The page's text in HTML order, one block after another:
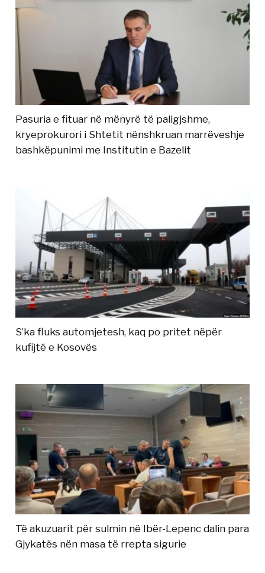
Pasuria e fituar në mënyrë të paligjshme,
kryeprokurori i Shtetit nënshkruan marrëveshje
bashkëpunimi me Institutin e Bazelit
S’ka fluks automjetesh, kaq po pritet nëpër
kufijtë e Kosovës
Të akuzuarit për sulmin në Ibër-Lepenc dalin para
Gjykatës nën masa të rrepta sigurie